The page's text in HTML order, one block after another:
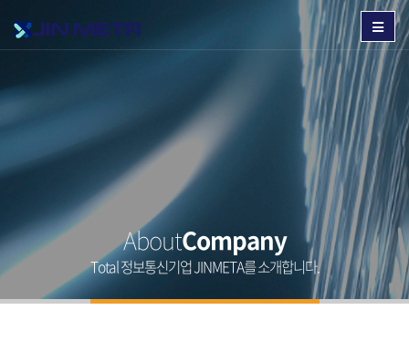
AboutCompany
Total 정보통신기업 JINMETA를 소개합니다.